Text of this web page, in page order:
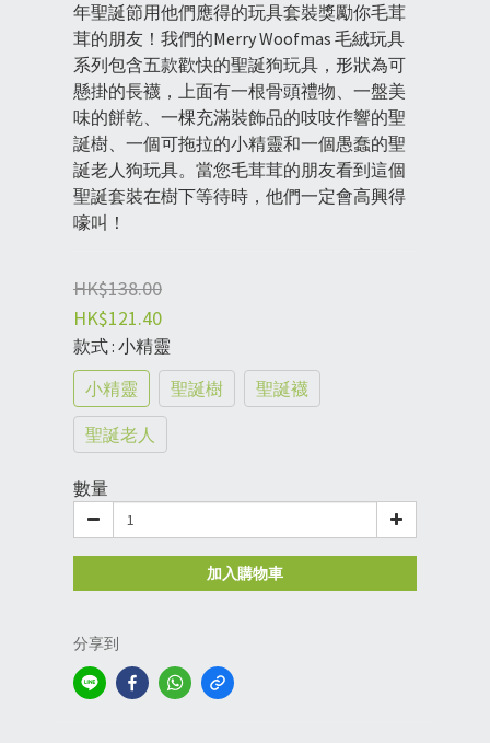
年聖誕節用他們應得的玩具套裝獎勵你毛茸
茸的朋友！我們的Merry Woofmas 毛絨玩具
系列包含五款歡快的聖誕狗玩具，形狀為可
懸掛的長襪，上面有一根骨頭禮物、一盤美
味的餅乾、一棵充滿裝飾品的吱吱作響的聖
誕樹、一個可拖拉的小精靈和一個愚蠢的聖
誕老人狗玩具。當您毛茸茸的朋友看到​​這個
聖誕套裝在樹下等待時，他們一定會高興得
嚎叫！
HK$138.00
HK$121.40
款式: 小精靈
小精靈
聖誕樹 聖誕襪
聖誕老人
數量
加入購物車
分享到